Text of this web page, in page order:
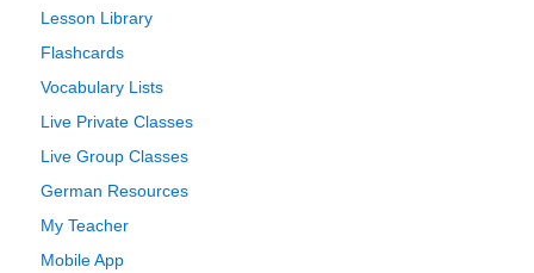
Lesson Library
Flashcards
Vocabulary Lists
Live Private Classes
Live Group Classes
German Resources
My Teacher
Mobile App